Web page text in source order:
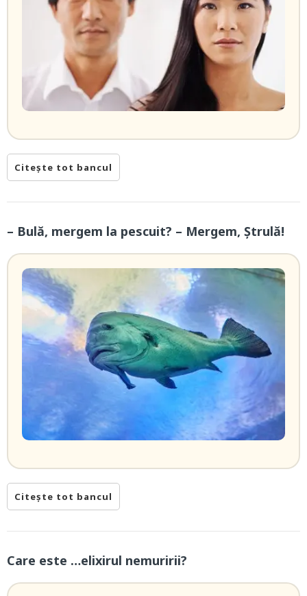
Citește tot bancul
– Bulă, mergem la pescuit? – Mergem, Ștrulă!
Citește tot bancul
Care este …elixirul nemuririi?